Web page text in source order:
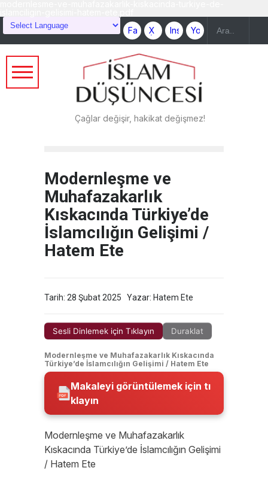
Çağlar değişir, hakikat değişmez!
Modernleşme ve
Muhafazakarlık
Kıskacında Türkiye’de
İslamcılığın Gelişimi /
Hatem Ete
Tarih: 28 Şubat 2025 Yazar: Hatem Ete
Sesli Dinlemek için Tıklayın Duraklat
Modernleşme ve Muhafazakarlık Kıskacında
Türkiye’de İslamcılığın Gelişimi / Hatem Ete
Makaleyi görüntülemek için tı
klayın
Modernleşme ve Muhafazakarlık
Kıskacında Türkiye’de İslamcılığın Gelişimi
/ Hatem Ete